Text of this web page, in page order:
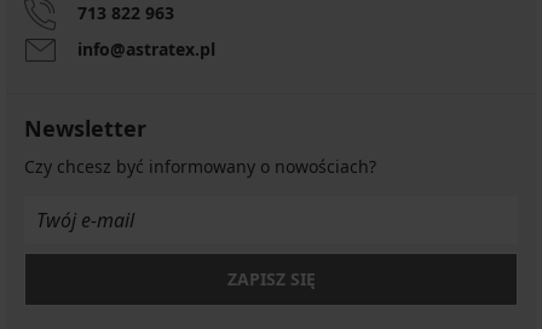
713 822 963
info@astratex.pl
Newsletter
Czy chcesz być informowany o nowościach?
ZAPISZ SIĘ